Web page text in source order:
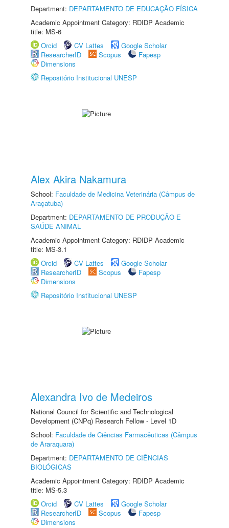
Department: DEPARTAMENTO DE EDUCAÇÃO FÍSICA
Academic Appointment Category: RDIDP Academic
title: MS-6
Orcid
CV Lattes
Google Scholar
ResearcherID
Scopus
Fapesp
Dimensions
Repositório Institucional UNESP
Alex Akira Nakamura
School: Faculdade de Medicina Veterinária (Câmpus de
Araçatuba)
Department: DEPARTAMENTO DE PRODUÇÃO E
SAÚDE ANIMAL
Academic Appointment Category: RDIDP Academic
title: MS-3.1
Orcid
CV Lattes
Google Scholar
ResearcherID
Scopus
Fapesp
Dimensions
Repositório Institucional UNESP
Alexandra Ivo de Medeiros
National Council for Scientific and Technological
Development (CNPq) Research Fellow - Level 1D
School: Faculdade de Ciências Farmacêuticas (Câmpus
de Araraquara)
Department: DEPARTAMENTO DE CIÊNCIAS
BIOLÓGICAS
Academic Appointment Category: RDIDP Academic
title: MS-5.3
Orcid
CV Lattes
Google Scholar
ResearcherID
Scopus
Fapesp
Dimensions